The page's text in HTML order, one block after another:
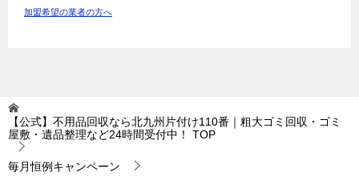
加盟希望の業者の方へ
【公式】不用品回収なら北九州片付け110番｜粗大ゴミ回収・ゴミ
屋敷・遺品整理など24時間受付中！
TOP
毎月恒例キャンペーン